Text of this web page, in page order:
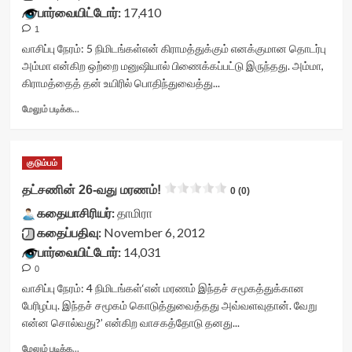
attribute='true'
</div>
<span
class='yasr-
stars-
7ed3a4e376e23'
rating='0'
data-
rater-
starsize='16'
data-
readonly-
attribute='true'
>
</div>
class='yasr-
stars-
title-
average'>0
title-
<div
class='yasr-
stars-
title
readonly-
rater-
3ef73049694ea'
data-
rating='0'
rater-
starsize='16'
data-
rater-
பார்வையிட்டோர்:17,410
1
வாசிப்பு நேரம்: 5 நிமிடங்கள்என் கிராமத்துக்கும் எனக்குமான தொடர்பு
அம்மா என்கிற ஒற்றை மனுஷியால் பிணைக்கப்பட்டு இருந்தது. அம்மா,
கிராமத்தைத் தன் உயிரில் பொதிந்துவைத்து...
மேலும் படிக்க...
vv-
stars-
title-
container">
<div
stars-
title
yasr-
rater-
குடும்பம்
தட்சணின் 26-வது மரணம்! 0 (0)
கதையாசிரியர்:தாமிரா
கதைப்பதிவு:November 6, 2012
பார்வையிட்டோர்:14,031
0
வாசிப்பு நேரம்: 4 நிமிடங்கள்‘என் மரணம் இந்தச் சமூகத்துக்கான
பேரிழப்பு. இந்தச் சமூகம் கொடுத்துவைத்தது அவ்வளவுதான். வேறு
என்ன சொல்வது?’ என்கிற வாசகத்தோடு தனது...
மேலும் படிக்க...